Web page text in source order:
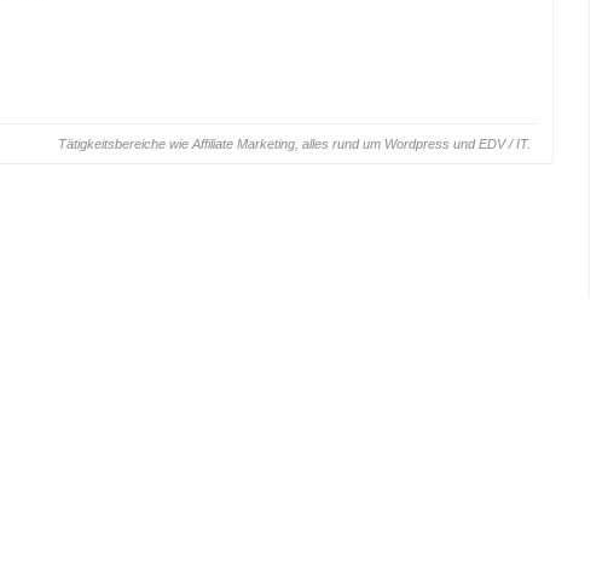
Tätigkeitsbereiche wie Affiliate Marketing, alles rund um Wordpress und EDV / IT.